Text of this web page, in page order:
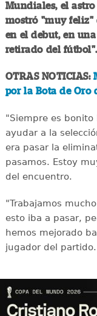
Mundiales, el
mostró "muy feliz"
en el debut, en
retirado del fútbol".
OTRAS NOTICIAS:
por la Bota de Oro
"Siempre es
ayudar a la
era pasar la
pasamos. Estoy
del encuentro.
"Trabajamos
esto iba a pasar,
hemos mejorado
jugador del partido.